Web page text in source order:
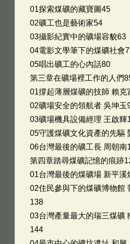
01探索煤礦的藏寶圖45
02礦工也是藝術家54
03攝影紀實中的礦場容貌63
04電影文學筆下的煤礦社會
05唱出礦工的心內話80
第三章在礦場裡工作的人們
01撐起薄層煤礦的技師 賴克
02礦場安全的領航者 吳坤玉
03礦場機具設備經理 王啟輝
05守護煤礦文化資產的先驅
06台灣最後的礦工長 周朝南
第四章踏尋煤礦記憶的痕跡
01台灣最後的煤礦場 新平溪
02住民參與下的煤礦博物館
138
03台灣產量最大的瑞三煤礦
144